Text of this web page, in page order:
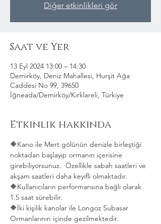
Diğer etkinlikleri gör
Saat ve Yer
13 Eyl 2024 13:00 – 14:30
Demirköy, Deniz Mahallesi, Hurşit Ağa
Caddesi No 99, 39650
İğneada/Demirköy/Kırklareli, Türkiye
Etkinlik hakkında
🔶Kano ile Mert gölünün denizle birleştiği
noktadan başlayıp ormanın içerisine
girebiliyorsunuz.  Özellikle sabah saatleri ve
akşam saatleri daha keyifli olmaktadır.
🔶Kullanıcıların performansına bağlı olarak
1.5 saat sürebilir.
🔶İki kişilik kanolar ile Longoz Subasar
Ormanlarının içinde gezilmektedir.